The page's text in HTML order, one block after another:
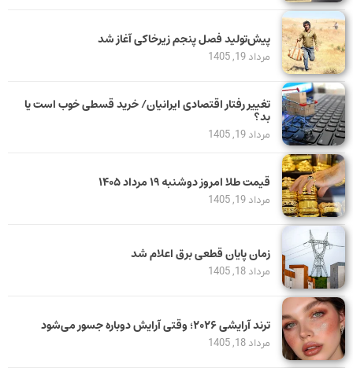
پیش‌تولید فصل پنجم زیرخاکی آغاز شد
مرداد 19, 1405
تغییر رفتار اقتصادی ایرانیان/ خرید قسطی خوب است یا
بد؟
مرداد 19, 1405
قیمت طلا امروز دوشنبه ۱۹ مرداد ۱۴۰۵
مرداد 19, 1405
زمان پایان قطعی برق اعلام شد
مرداد 18, 1405
ترند آرایشی ۲۰۲۶؛ وقتی آرایش دوباره جسور می‌شود
مرداد 18, 1405